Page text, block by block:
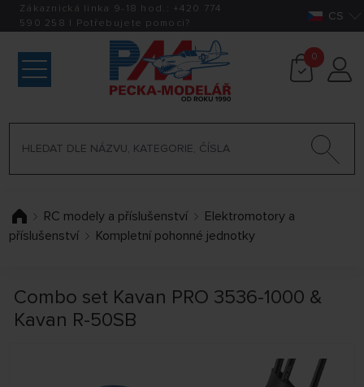
Zákaznická linka 9-18 hod.: +420 774
590 258 | Potřebujete pomoci? CS
0
RC modely a příslušenství
Elektromotory a
příslušenství
Kompletní pohonné jednotky
Combo set Kavan PRO 3536-1000 &
Kavan R-50SB